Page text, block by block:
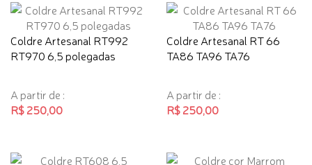
Coldre Artesanal RT992
RT970 6,5 polegadas
A partir de :
R$ 250,00
Coldre Artesanal RT 66
TA86 TA96 TA76
A partir de :
R$ 250,00